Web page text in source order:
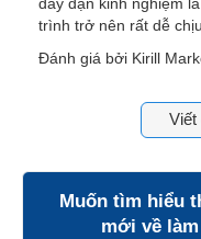
dày dạn kinh nghiệm
trình trở nên rất dễ
Đánh giá bởi Kirill
Viết
Muốn tìm hiểu
mới về